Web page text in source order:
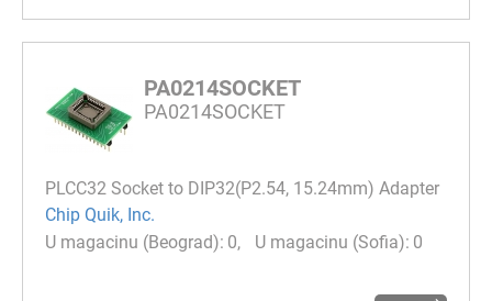
PA0214SOCKET
PA0214SOCKET
PLCC32 Socket to DIP32(P2.54, 15.24mm) Adapter
Chip Quik, Inc.
0
0